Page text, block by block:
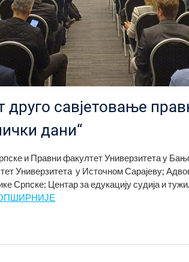
савјетовање
дани“
и Правни факултет Универзитета у
Универзитета у Источном Сарајеву;
Српске; Центар за едукацију судија и